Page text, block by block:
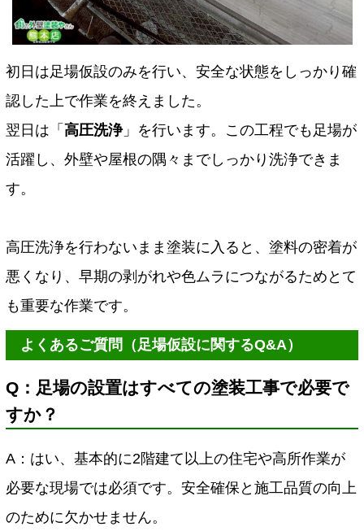
初日は足場仮設のみを行い、安全な状態をしっかり確
認した上で作業を終えました。
翌日は「 高圧洗浄」を行います。この工程でも足場が
活躍し、外壁や屋根の隅々までしっかり洗浄できま
す。
高圧洗浄を行わないまま塗装に入ると、塗料の密着が
悪くなり、早期の剥がれや色ムラにつながるためとて
も重要な作業です。
よくあるご質問（足場仮設に関するQ&A）
Q：足場の設置はすべての塗装工事で必要で
すか？
A：はい、基本的に2階建て以上の住宅や高所作業が
必要な現場では必須です。安全確保と施工品質の向上
のために欠かせません。